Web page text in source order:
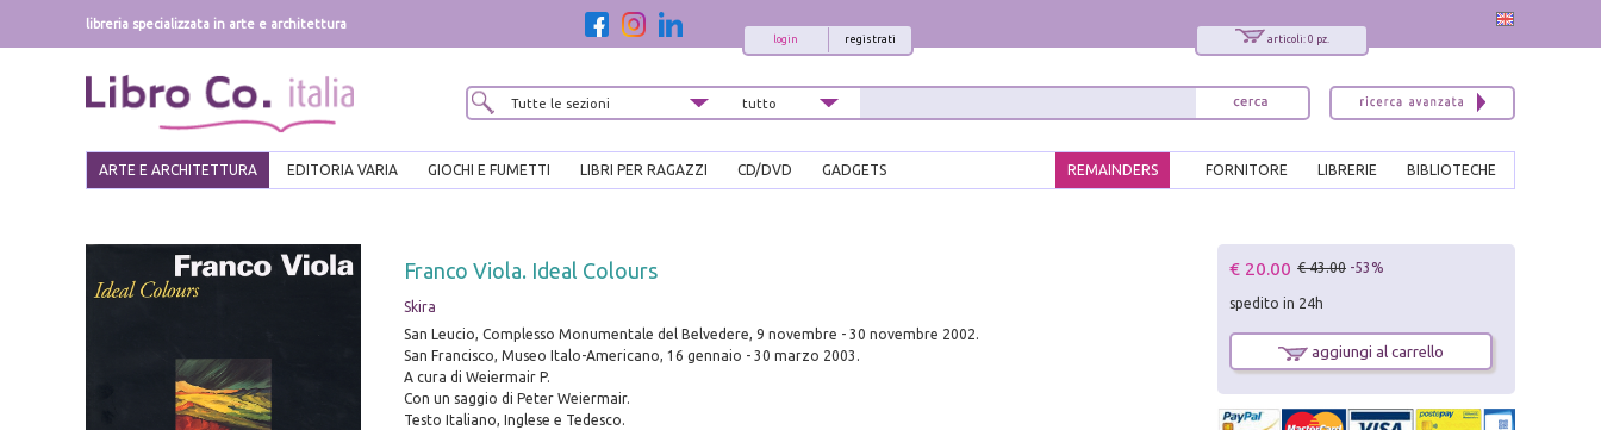
libreria specializzata in arte e architettura
articoli: 0 pz.
registrati
login
ARTE E ARCHITETTURA EDITORIA VARIA GIOCHI E FUMETTI LIBRI PER RAGAZZI CD/DVD GADGETS BIBLIOTECHE
LIBRERIE
FORNITORE
REMAINDERS
Franco Viola. Ideal Colours
Skira
San Leucio, Complesso Monumentale del Belvedere, 9 novembre - 30 novembre 2002.
San Francisco, Museo Italo-Americano, 16 gennaio - 30 marzo 2003.
A cura di Weiermair P.
Con un saggio di Peter Weiermair.
Testo Italiano, Inglese e Tedesco.
€ 20.00 € 43.00 -53%
spedito in 24h
aggiungi al carrello
x
Interessato ai nostri libri?
Sarai informato delle nostre novità, potrai
comunque cancellarti quando desideri.
modulo di iscrizione